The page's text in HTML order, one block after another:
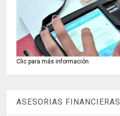
Clic para más información
ASESORIAS FINANCIERAS